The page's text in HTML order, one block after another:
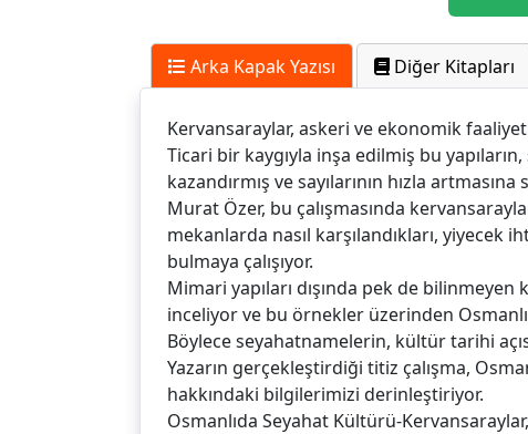
Arka Kapak Yazısı Diğer Kitapları
Kervansaraylar, askeri ve ekonomik
Ticari bir kaygıyla inşa edilmiş bu
kazandırmış ve sayılarının hızla
Murat Özer, bu çalışmasında
mekanlarda nasıl karşılandıkları, yiyecek
bulmaya çalışıyor.
Mimari yapıları dışında pek de
inceliyor ve bu örnekler üzerinden
Böylece seyahatnamelerin, kültür tarihi
Yazarın gerçekleştirdiği titiz çalışma,
hakkındaki bilgilerimizi derinleştiriyor.
Osmanlıda Seyahat Kültürü-